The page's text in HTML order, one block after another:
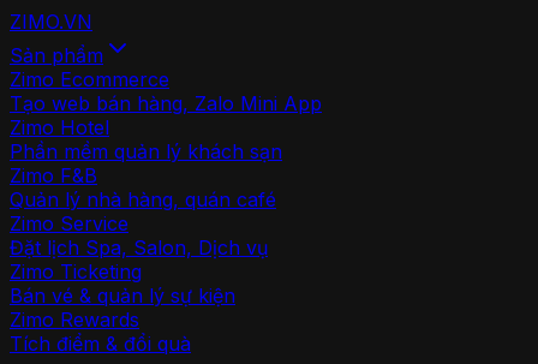
ZIMO.VN
Sản phẩm
Zimo Ecommerce
Tạo web bán hàng, Zalo Mini App
Zimo Hotel
Phần mềm quản lý khách sạn
Zimo F&B
Quản lý nhà hàng, quán café
Zimo Service
Đặt lịch Spa, Salon, Dịch vụ
Zimo Ticketing
Bán vé & quản lý sự kiện
Zimo Rewards
Tích điểm & đổi quà